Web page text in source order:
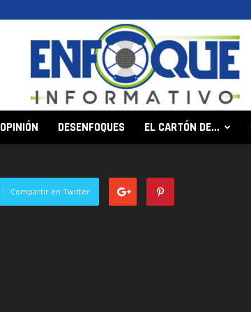
OPINIÓN DESENFOQUES EL CARTÓN DE…
Compartir en Twitter